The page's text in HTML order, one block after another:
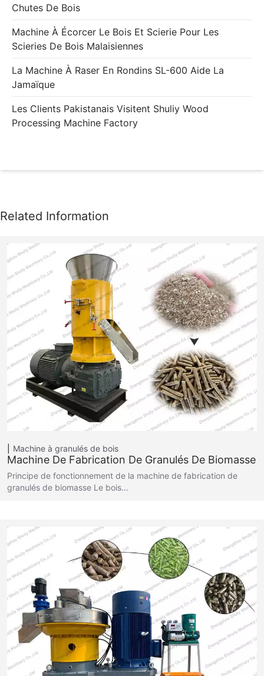
Chutes De Bois
Machine À Écorcer Le Bois Et Scierie Pour Les
Scieries De Bois Malaisiennes
La Machine À Raser En Rondins SL-600 Aide La
Jamaïque
Les Clients Pakistanais Visitent Shuliy Wood
Processing Machine Factory
Machine à granulés de bois
Machine De Fabrication De Granulés De Biomasse
Principe de fonctionnement de la machine de fabrication de
granulés de biomasse Le bois…